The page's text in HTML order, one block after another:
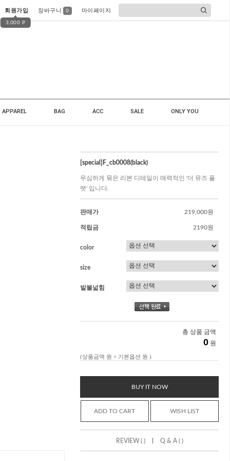
회원가입
3,000 P
장바구니 0 마이페이지
APPAREL BAG ACC SALE ONLY YOU
[special]F_cb0008(black)
무심하게 묶은 리본 디테일이 매력적인 '더 뮤즈 플
랫' 입니다.
판매가 219,000원
적립금 2190원
color
size
발볼넓힘
총 상품 금액
0 원
(상품금액 원 + 기본옵션 원 )
BUY IT NOW
ADD TO CART WISH LIST
REVIEW ( ) Q & A ( )